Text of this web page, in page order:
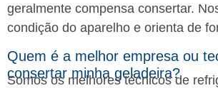
geralmente compensa consertar.
condição do aparelho e orienta de
Quem é a melhor empresa ou
consertar minha geladeira?
Somos os melhores técnicos de